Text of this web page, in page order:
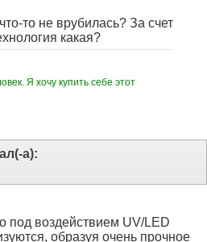
то не врубилась? За счет
какая?
Я хочу купить себе этот
а):
под воздействием UV/LED
образуя очень прочное